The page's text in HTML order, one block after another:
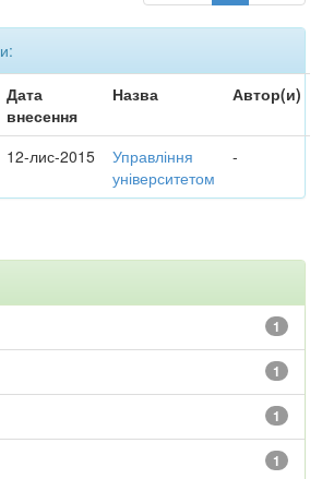
Дата
внесення
Назва Автор(и)
12-лис-2015
Управління
університетом
-
1
1
1
1